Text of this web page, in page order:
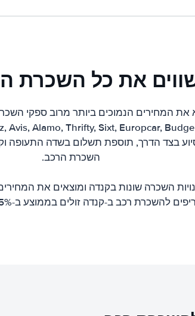
את כל השכרת
את המחירים הנמוכים ביותר מרוב ספקי
בצד הדרך, תוספת תשלום בשדה התעופה
השכרת הרכב.
השכרה שונות בקנדה ומוצאים את
להשכרת רכב ב-קנדה זולים בממוצע ב-35% מהזמנה ישירה.